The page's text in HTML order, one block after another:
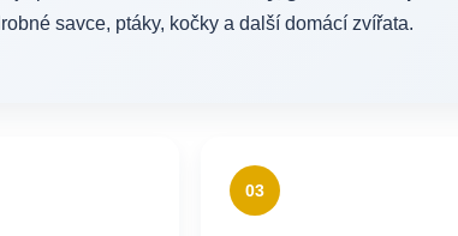
savce, ptáky, kočky a další domácí zvířata.
03